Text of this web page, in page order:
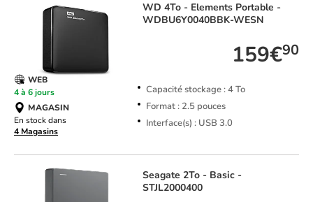
WD 4To - Elements Portable -
WDBU6Y0040BBK-WESN
159€90
Capacité stockage : 4 To
Format : 2.5 pouces
Interface(s) : USB 3.0
WEB
4 à 6 jours
MAGASIN
En stock dans
4 Magasins
Seagate 2To - Basic -
STJL2000400